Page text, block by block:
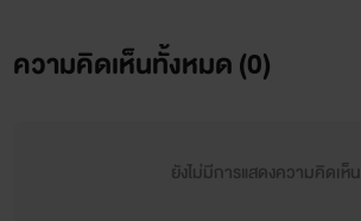
ความคิดเห็นทั้งหมด (0)
ยังไม่มีการแสดงความคิดเห็น